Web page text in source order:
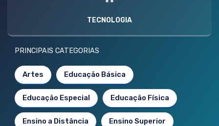
TECNOLOGIA
PRINCIPAIS CATEGORIAS
Artes Educação Básica
Educação Especial Educação Física
Ensino a Distância Ensino Superior